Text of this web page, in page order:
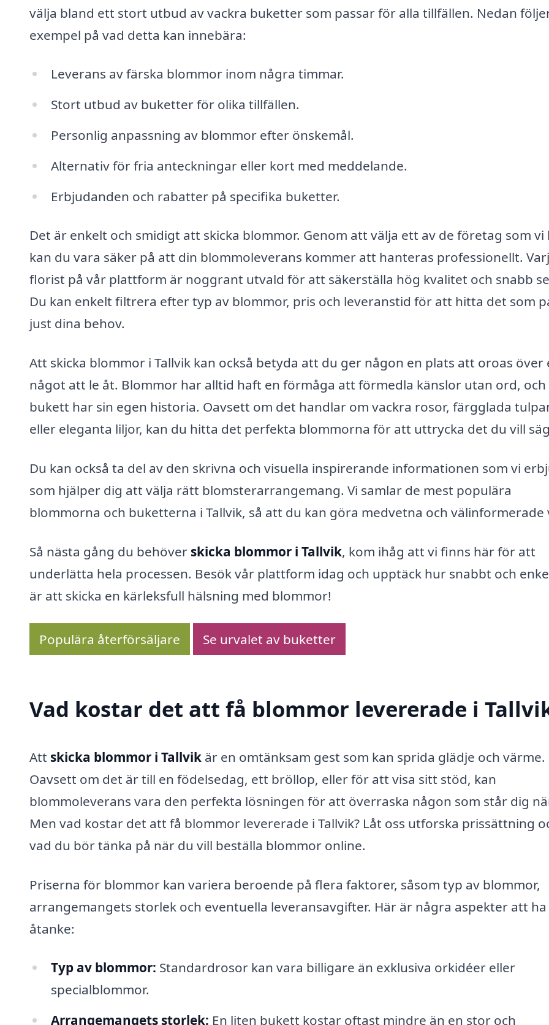
välja bland ett stort utbud av vackra buketter som passar för alla tillfällen. Nedan
exempel på vad detta kan innebära:
Leverans av färska blommor inom några timmar.
Stort utbud av buketter för olika tillfällen.
Personlig anpassning av blommor efter önskemål.
Alternativ för fria anteckningar eller kort med meddelande.
Erbjudanden och rabatter på specifika buketter.
Det är enkelt och smidigt att skicka blommor. Genom att välja ett av de företag som vi
kan du vara säker på att din blommoleverans kommer att hanteras professionellt.
florist på vår plattform är noggrant utvald för att säkerställa hög kvalitet och snabb
Du kan enkelt filtrera efter typ av blommor, pris och leveranstid för att hitta det som
just dina behov.
Att skicka blommor i Tallvik kan också betyda att du ger någon en plats att oroas över
något att le åt. Blommor har alltid haft en förmåga att förmedla känslor utan ord, och
bukett har sin egen historia. Oavsett om det handlar om vackra rosor, färgglada
eller eleganta liljor, kan du hitta det perfekta blommorna för att uttrycka det du vill
Du kan också ta del av den skrivna och visuella inspirerande informationen som vi
som hjälper dig att välja rätt blomsterarrangemang. Vi samlar de mest populära
blommorna och buketterna i Tallvik, så att du kan göra medvetna och välinformerade
Så nästa gång du behöver skicka blommor i Tallvik, kom ihåg att vi finns här för att
underlätta hela processen. Besök vår plattform idag och upptäck hur snabbt och
är att skicka en kärleksfull hälsning med blommor!
Populära återförsäljare Se urvalet av buketter
Vad kostar det att få blommor levererade i
Att skicka blommor i Tallvik är en omtänksam gest som kan sprida glädje och värme.
Oavsett om det är till en födelsedag, ett bröllop, eller för att visa sitt stöd, kan
blommoleverans vara den perfekta lösningen för att överraska någon som står dig
Men vad kostar det att få blommor levererade i Tallvik? Låt oss utforska prissättning
vad du bör tänka på när du vill beställa blommor online.
Priserna för blommor kan variera beroende på flera faktorer, såsom typ av blommor,
arrangemangets storlek och eventuella leveransavgifter. Här är några aspekter att ha
åtanke:
Typ av blommor: Standardrosor kan vara billigare än exklusiva orkidéer eller
specialblommor.
Arrangemangets storlek: En liten bukett kostar oftast mindre än en stor och